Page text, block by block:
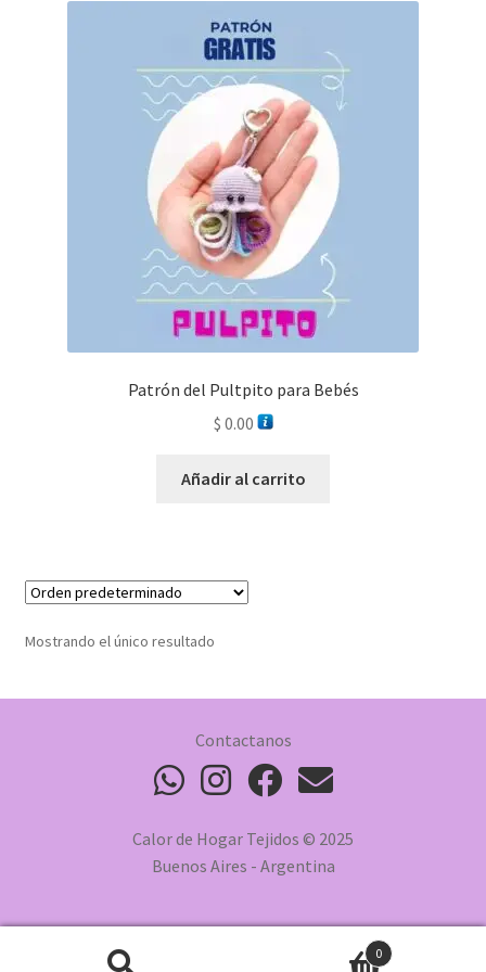
Patrón del Pultpito para Bebés
$ 0.00
Añadir al carrito
Mostrando el único resultado
Contactanos
Calor de Hogar Tejidos © 2025
Buenos Aires - Argentina
0